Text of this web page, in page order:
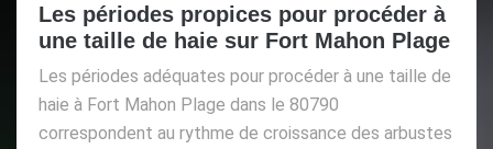
Les périodes propices pour procéder à
une taille de haie sur Fort Mahon Plage
Les périodes adéquates pour procéder à une taille de
haie à Fort Mahon Plage dans le 80790
correspondent au rythme de croissance des arbustes